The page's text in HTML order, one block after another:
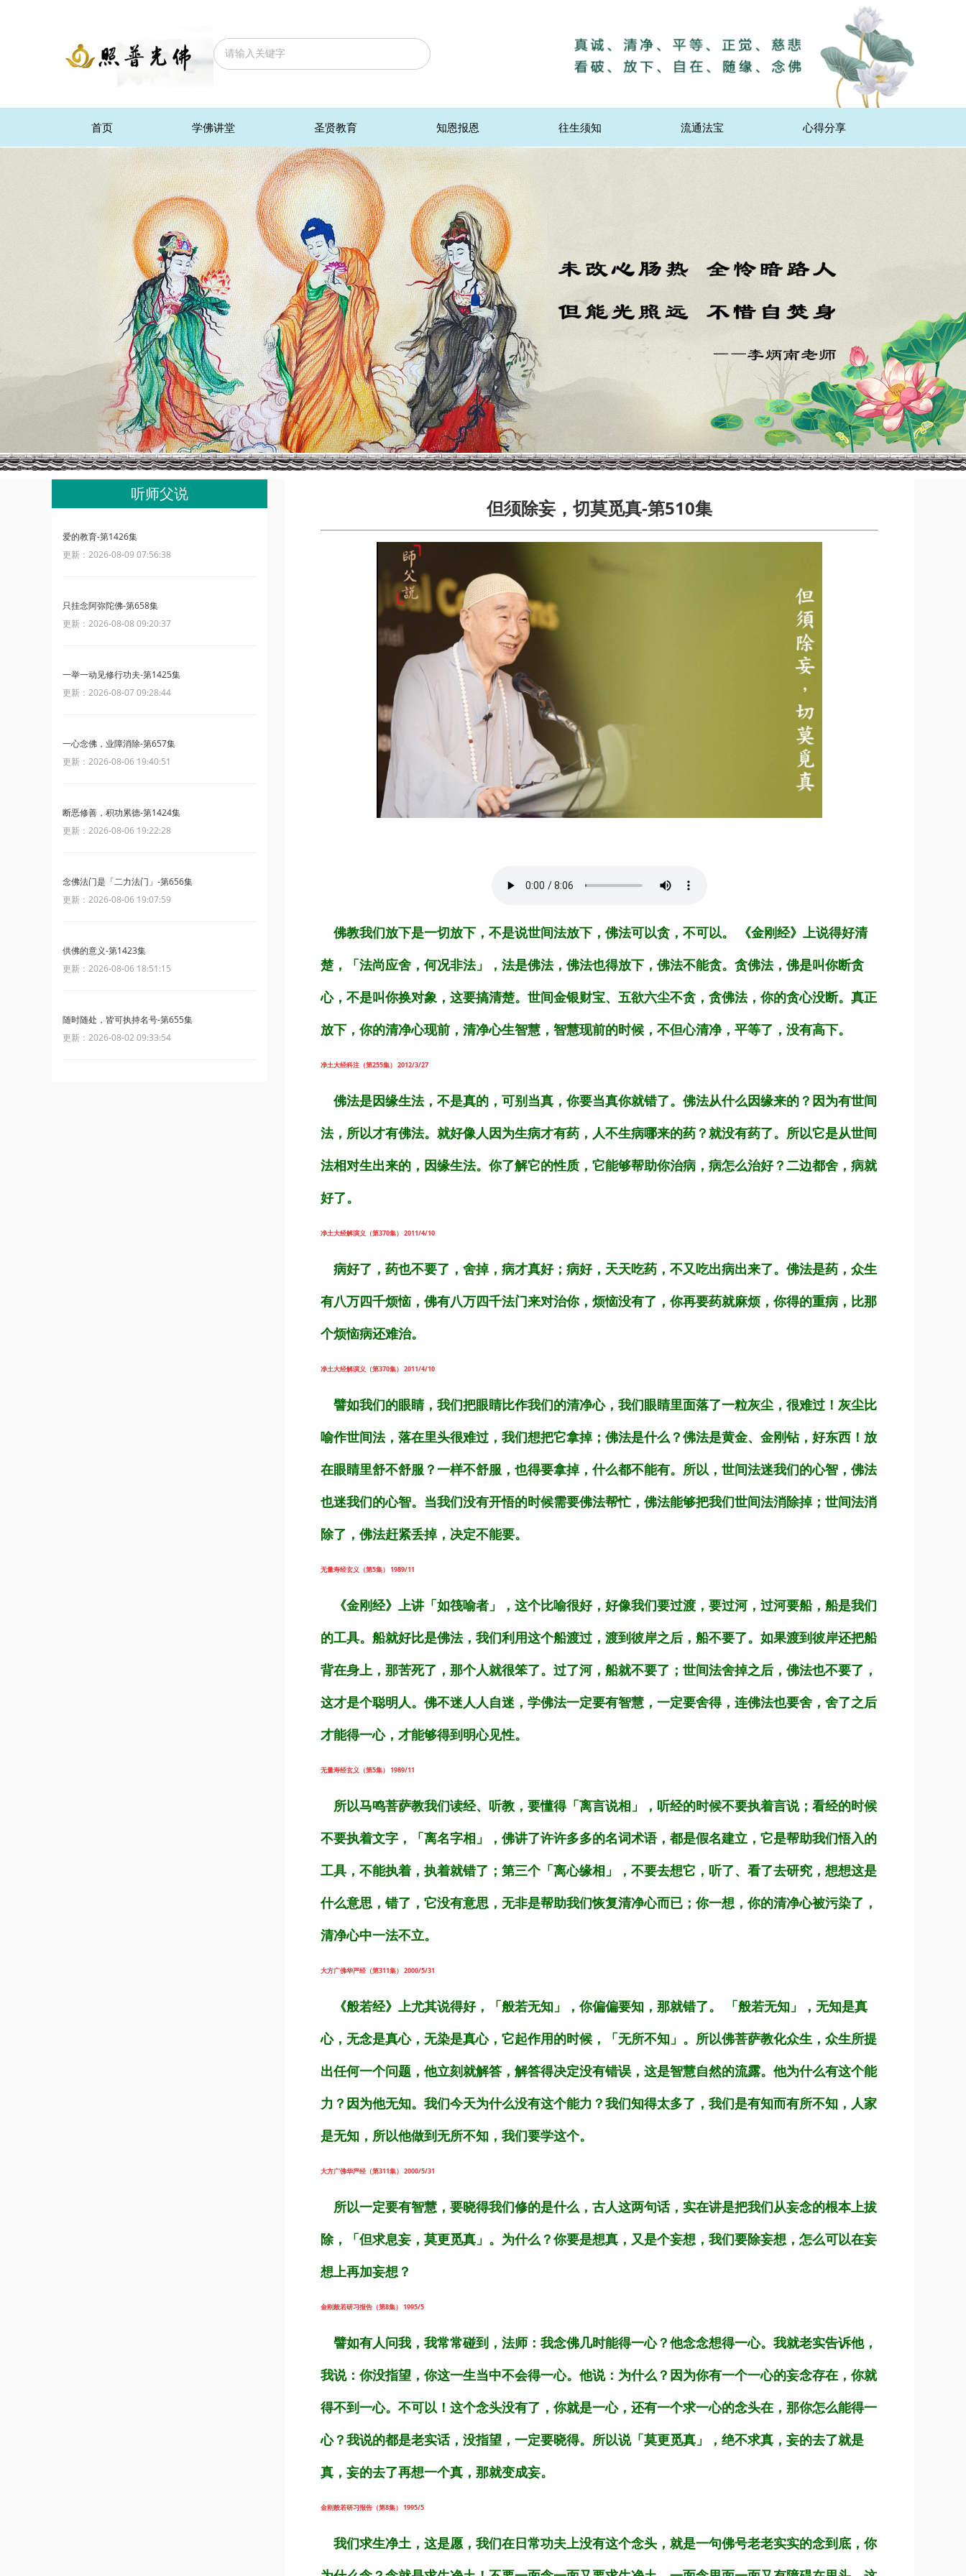
首页 学佛讲堂 圣贤教育 知恩报恩 往生须知 流通法宝 心得分享
听师父说
爱的教育-第1426集
更新：2026-08-09 07:56:38
只挂念阿弥陀佛-第658集
更新：2026-08-08 09:20:37
一举一动见修行功夫-第1425集
更新：2026-08-07 09:28:44
一心念佛，业障消除-第657集
更新：2026-08-06 19:40:51
断恶修善，积功累德-第1424集
更新：2026-08-06 19:22:28
念佛法门是「二力法门」-第656集
更新：2026-08-06 19:07:59
供佛的意义-第1423集
更新：2026-08-06 18:51:15
随时随处，皆可执持名号-第655集
更新：2026-08-02 09:33:54
但须除妄，切莫觅真-第510集
佛教我们放下是一切放下，不是说世间法放下，佛法可以贪，不可以。 《金刚经》上说得好清
楚，「法尚应舍，何况非法」，法是佛法，佛法也得放下，佛法不能贪。贪佛法，佛是叫你断贪
心，不是叫你换对象，这要搞清楚。世间金银财宝、五欲六尘不贪，贪佛法，你的贪心没断。真正
放下，你的清净心现前，清净心生智慧，智慧现前的时候，不但心清净，平等了，没有高下。
净土大经科注（第255集） 2012/3/27
佛法是因缘生法，不是真的，可别当真，你要当真你就错了。佛法从什么因缘来的？因为有世间
法，所以才有佛法。就好像人因为生病才有药，人不生病哪来的药？就没有药了。所以它是从世间
法相对生出来的，因缘生法。你了解它的性质，它能够帮助你治病，病怎么治好？二边都舍，病就
好了。
净土大经解演义（第370集） 2011/4/10
病好了，药也不要了，舍掉，病才真好；病好，天天吃药，不又吃出病出来了。佛法是药，众生
有八万四千烦恼，佛有八万四千法门来对治你，烦恼没有了，你再要药就麻烦，你得的重病，比那
个烦恼病还难治。
净土大经解演义（第370集） 2011/4/10
譬如我们的眼睛，我们把眼睛比作我们的清净心，我们眼睛里面落了一粒灰尘，很难过！灰尘比
喻作世间法，落在里头很难过，我们想把它拿掉；佛法是什么？佛法是黄金、金刚钻，好东西！放
在眼睛里舒不舒服？一样不舒服，也得要拿掉，什么都不能有。所以，世间法迷我们的心智，佛法
也迷我们的心智。当我们没有开悟的时候需要佛法帮忙，佛法能够把我们世间法消除掉；世间法消
除了，佛法赶紧丢掉，决定不能要。
无量寿经玄义（第5集） 1989/11
《金刚经》上讲「如筏喻者」，这个比喻很好，好像我们要过渡，要过河，过河要船，船是我们
的工具。船就好比是佛法，我们利用这个船渡过，渡到彼岸之后，船不要了。如果渡到彼岸还把船
背在身上，那苦死了，那个人就很笨了。过了河，船就不要了；世间法舍掉之后，佛法也不要了，
这才是个聪明人。佛不迷人人自迷，学佛法一定要有智慧，一定要舍得，连佛法也要舍，舍了之后
才能得一心，才能够得到明心见性。
无量寿经玄义（第5集） 1989/11
所以马鸣菩萨教我们读经、听教，要懂得「离言说相」，听经的时候不要执着言说；看经的时候
不要执着文字，「离名字相」，佛讲了许许多多的名词术语，都是假名建立，它是帮助我们悟入的
工具，不能执着，执着就错了；第三个「离心缘相」，不要去想它，听了、看了去研究，想想这是
什么意思，错了，它没有意思，无非是帮助我们恢复清净心而已；你一想，你的清净心被污染了，
清净心中一法不立。
大方广佛华严经（第311集） 2000/5/31
《般若经》上尤其说得好，「般若无知」，你偏偏要知，那就错了。 「般若无知」，无知是真
心，无念是真心，无染是真心，它起作用的时候，「无所不知」。所以佛菩萨教化众生，众生所提
出任何一个问题，他立刻就解答，解答得决定没有错误，这是智慧自然的流露。他为什么有这个能
力？因为他无知。我们今天为什么没有这个能力？我们知得太多了，我们是有知而有所不知，人家
是无知，所以他做到无所不知，我们要学这个。
大方广佛华严经（第311集） 2000/5/31
所以一定要有智慧，要晓得我们修的是什么，古人这两句话，实在讲是把我们从妄念的根本上拔
除，「但求息妄，莫更觅真」。为什么？你要是想真，又是个妄想，我们要除妄想，怎么可以在妄
想上再加妄想？
金刚般若研习报告（第8集） 1995/5
譬如有人问我，我常常碰到，法师：我念佛几时能得一心？他念念想得一心。我就老实告诉他，
我说：你没指望，你这一生当中不会得一心。他说：为什么？因为你有一个一心的妄念存在，你就
得不到一心。不可以！这个念头没有了，你就是一心，还有一个求一心的念头在，那你怎么能得一
心？我说的都是老实话，没指望，一定要晓得。所以说「莫更觅真」，绝不求真，妄的去了就是
真，妄的去了再想一个真，那就变成妄。
金刚般若研习报告（第8集） 1995/5
我们求生净土，这是愿，我们在日常功夫上没有这个念头，就是一句佛号老老实实的念到底，你